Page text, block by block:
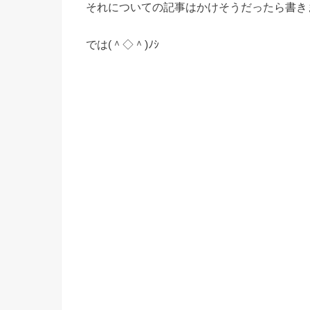
それについての記事はかけそうだったら書き
では(＾◇＾)ﾉｼ